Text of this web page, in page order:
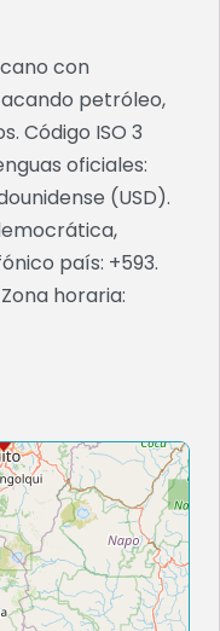
con
petróleo,
Código ISO 3
oficiales:
(USD).
país: +593.
horaria: